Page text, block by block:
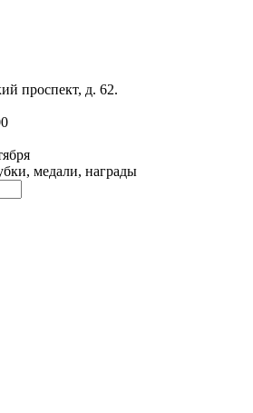
проспект, д. 62.
медали, награды